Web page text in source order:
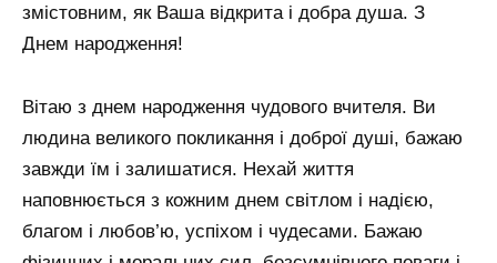
змістовним, як Ваша відкрита і добра душа. З
Днем народження!
Вітаю з днем ​​народження чудового вчителя. Ви
людина великого покликання і доброї душі, бажаю
завжди їм і залишатися. Нехай життя
наповнюється з кожним днем ​​світлом і надією,
благом і любов’ю, успіхом і чудесами. Бажаю